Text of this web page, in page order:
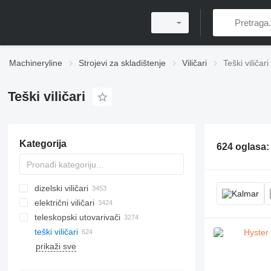
Machineryline Strojevi za skladištenje Viličari Teški viličari
Teški viličari
Kategorija
dizelski viličari
električni viličari
teleskopski utovarivači
teški viličari
prikaži sve
624 oglasa: